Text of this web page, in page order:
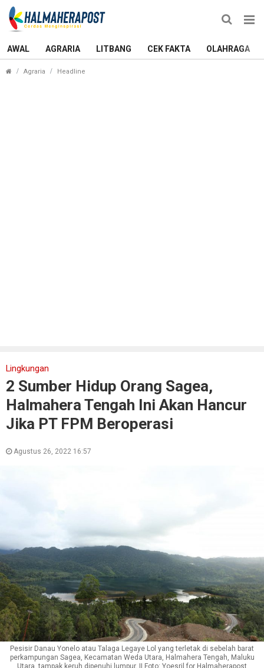
AWAL AGRARIA LITBANG CEK FAKTA OLAHRAGA
Agraria Headline
Lingkungan
2 Sumber Hidup Orang Sagea,
Halmahera Tengah Ini Akan Hancur
Jika PT FPM Beroperasi
Agustus 26, 2022 16:57
Pesisir Danau Yonelo atau Talaga Legaye Lol yang terletak di sebelah barat
perkampungan Sagea, Kecamatan Weda Utara, Halmahera Tengah, Maluku
Utara, tampak keruh dipenuhi lumpur. || Foto: Yoesril for Halmaherapost